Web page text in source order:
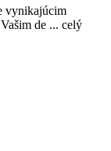
vynikajúcim
de ... celý